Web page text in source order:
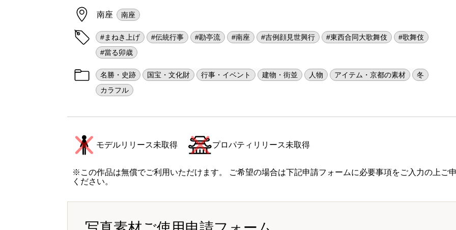
南座 南座
#まねき上げ #伝統行事 #勘亭流 #南座 #吉例顔見世興行 #東西合同大歌舞伎
#歌舞伎
#當る卯歳
名勝・史跡 国宝・文化財 行事・イベント 建物・街並 人物 アイテム・京都の素材
冬
カラフル
モデルリリース未取得 プロパティリリース未取得
※この作品は無償でご利用いただけます。 ご希望の場合は下記申請フォームに必要事項をご入力の上ご
ください。